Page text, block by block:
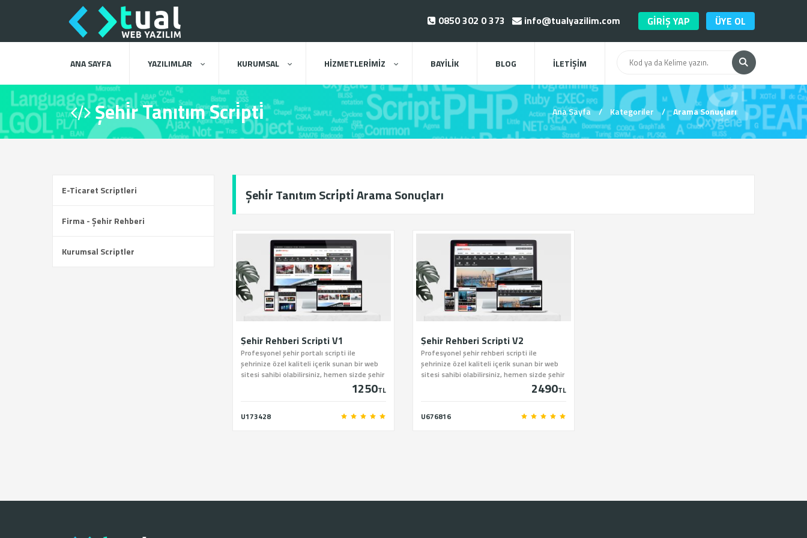
0850 302 0 373 info@tualyazilim.com GİRİŞ YAP ÜYE OL
ANA SAYFA YAZILIMLAR KURUMSAL HİZMETLERİMİZ BAYİLİK BLOG İLETİŞİM
Şehi̇r Tanıtım Scri̇pti̇ Ana Sayfa / Kategoriler / Arama Sonuçları
Şehi̇r Tanıtım Scri̇pti̇ Arama Sonuçları
Şehir Rehberi Scripti V1
Profesyonel şehir portalı scripti ile
şehrinize özel kaliteli içerik sunan bir web
sitesi sahibi olabilirsiniz, hemen sizde şehir
portalı scriptini sitemiz üzerinden satın
1250TL
U173428
Şehir Rehberi Scripti V2
Profesyonel şehir rehberi scripti ile
şehrinize özel kaliteli içerik sunan bir web
sitesi sahibi olabilirsiniz, hemen sizde şehir
rehberi scriptini sitemiz üzerinden satın
2490TL
U676816
E-Ticaret Scriptleri
Firma - Şehir Rehberi
Kurumsal Scriptler